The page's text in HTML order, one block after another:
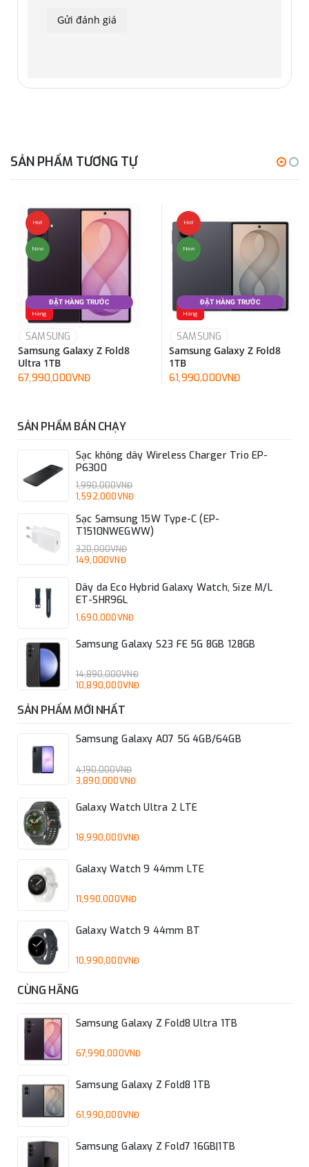
SẢN PHẨM TƯƠNG TỰ
Hot
New
Hàng
ĐẶT HÀNG TRƯỚC
SAMSUNG
Samsung Galaxy Z Fold8
Ultra 1TB
67,990,000VNĐ
Hot
New
Hàng
ĐẶT HÀNG TRƯỚC
SAMSUNG
Samsung Galaxy Z Fold8
1TB
61,990,000VNĐ
SẢN PHẨM BÁN CHẠY
Sạc không dây Wireless Charger Trio EP-
P6300
1,990,000VNĐ
1,592,000VNĐ
Sạc Samsung 15W Type-C (EP-
T1510NWEGWW)
320,000VNĐ
149,000VNĐ
Dây da Eco Hybrid Galaxy Watch, Size M/L
ET-SHR96L
1,690,000VNĐ
Samsung Galaxy S23 FE 5G 8GB 128GB
14,890,000VNĐ
10,890,000VNĐ
SẢN PHẨM MỚI NHẤT
Samsung Galaxy A07 5G 4GB/64GB
4,190,000VNĐ
3,890,000VNĐ
Galaxy Watch Ultra 2 LTE
18,990,000VNĐ
Galaxy Watch 9 44mm LTE
11,990,000VNĐ
Galaxy Watch 9 44mm BT
10,990,000VNĐ
CÙNG HÃNG
Samsung Galaxy Z Fold8 Ultra 1TB
67,990,000VNĐ
Samsung Galaxy Z Fold8 1TB
61,990,000VNĐ
Samsung Galaxy Z Fold7 16GB|1TB